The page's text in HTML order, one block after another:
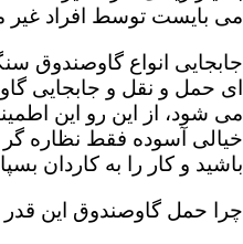
می بایست توسط افراد
جابجایی انواع گاوصندوق
ای حمل و نقل و جابجایی
می شود، از این رو این
خیالی آسوده فقط نظاره
باشید و کار را به کاردان
چرا حمل گاوصندوق این